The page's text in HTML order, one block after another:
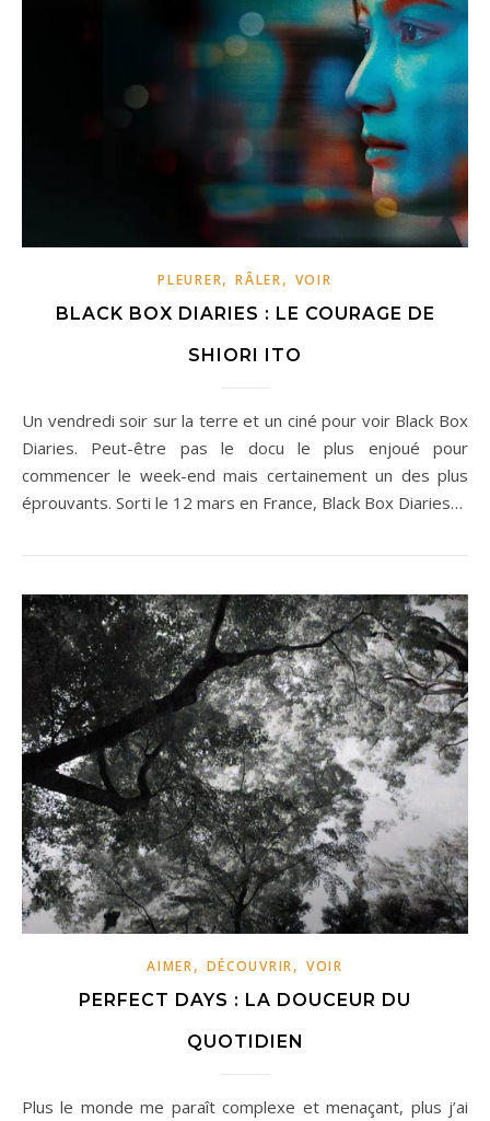
PLEURER,RÂLER, VOIR
BLACK BOX DIARIES : LE COURAGE DE
SHIORI ITO
Un vendredi soir sur la terre et un ciné pour voir Black Box
Diaries. Peut-être pas le docu le plus enjoué pour
commencer le week-end mais certainement un des plus
éprouvants. Sorti le 12 mars en France, Black Box Diaries…
AIMER, DÉCOUVRIR, VOIR
PERFECT DAYS : LA DOUCEUR DU
QUOTIDIEN
Plus le monde me paraît complexe et menaçant, plus j’ai